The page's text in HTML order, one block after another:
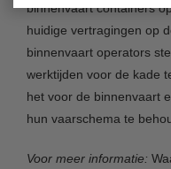
binnenvaart containers
huidige vertragingen op
binnenvaart operators
werktijden voor de kade
het voor de binnenvaart
hun vaarschema te
Voor meer informatie: